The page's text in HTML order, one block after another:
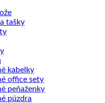
tašky
kabelky
office sety
peňaženky
púzdra